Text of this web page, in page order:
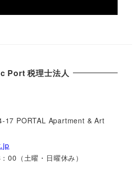
Port 税理士法人
17 PORTAL Apartment & Art
00（土曜・日曜休み）